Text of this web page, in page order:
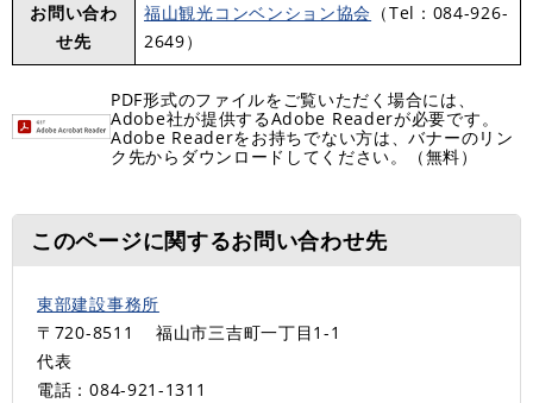
お問い合わ
せ先
福山観光コンベンション協会 （Tel：084-926-
2649）
PDF形式のファイルをご覧いただく場合には、
Adobe社が提供するAdobe Readerが必要です。
Adobe Readerをお持ちでない方は、バナーのリン
ク先からダウンロードしてください。（無料）
このページに関するお問い合わせ先
東部建設事務所
〒720-8511
福山市三吉町一丁目1-1
代表
電話：084-921-1311